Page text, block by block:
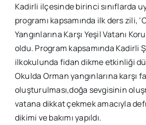
Kadirli ilçesinde birinci sınıflarda
programı kapsamında ilk ders zili,
Yangınlarına Karşı Yeşil Vatanı
oldu. Program kapsamında Kadirli
ilkokulunda fidan dikme etkinliği
Okulda Orman yangınlarına karşı
oluşturulması,doğa sevgisinin
vatana dikkat çekmek amacıyla
dikimi ve bakımı yapıldı.